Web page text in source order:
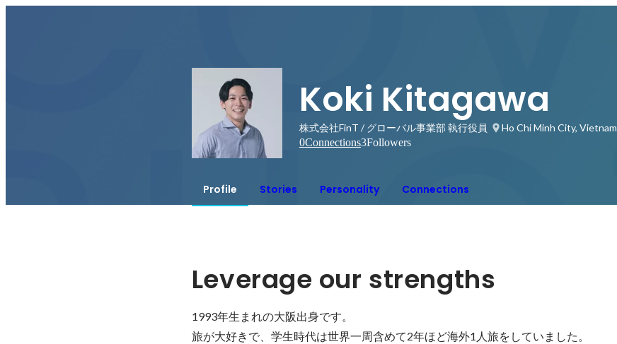
Koki Kitagawa
株式会社FinT / グローバル事業部 執行役員
Ho Chi Minh City, Vietnam
0Connections3Followers
Profile Stories Personality Connections
Leverage our strengths
1993年生まれの大阪出身です。
旅が大好きで、学生時代は世界一周含めて2年ほど海外1人旅をしていました。